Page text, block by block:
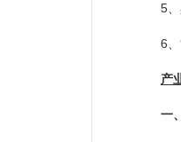
5
6
产
一